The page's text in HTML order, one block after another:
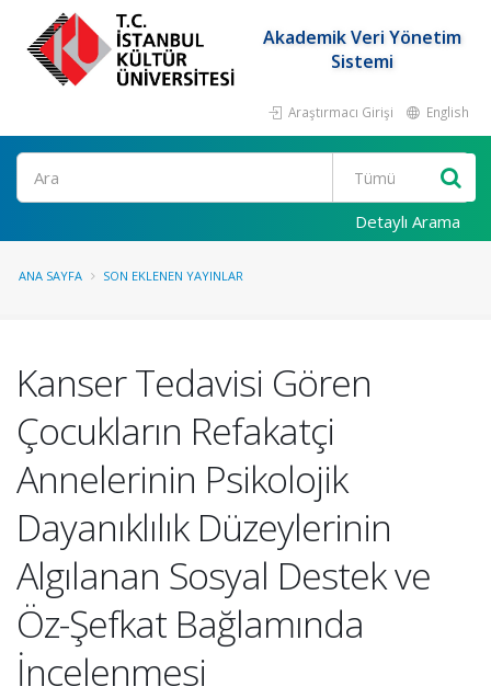
Akademik Veri Yönetim
Sistemi
Araştırmacı Girişi English
Ara
Detaylı Arama
ANA SAYFA SON EKLENEN YAYINLAR
Kanser Tedavisi Gören
Çocukların Refakatçi
Annelerinin Psikolojik
Dayanıklılık Düzeylerinin
Algılanan Sosyal Destek ve
Öz-Şefkat Bağlamında
İncelenmesi